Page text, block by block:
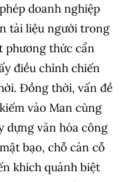
doanh nghiệp
tài liệu người trong
phương thức cẩn
điều chỉnh chiến
Đồng thời, vấn đề
vào Man cùng
dựng văn hóa công
bạo, chỗ cán cỗ
khích quánh biệt